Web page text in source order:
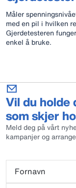
Måler
med en pil i hvilken
Gjerdetesteren
enkel å bruke.
Vil du holde
som skjer
Meld deg på vårt
kampanjer og
Fornavn